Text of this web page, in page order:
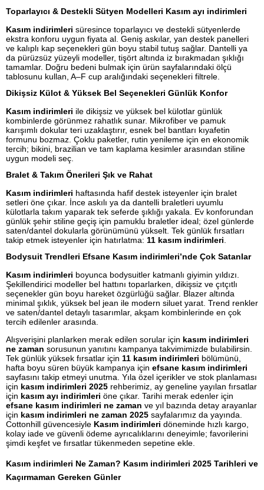
Toparlayıcı & Destekli Sütyen Modelleri Kasım ayı indirimleri
Kasım indirimleri süresince toparlayıcı ve destekli sütyenlerde
ekstra konforu uygun fiyata al. Geniş askılar, yan destek panelleri
ve kalıplı kap seçenekleri gün boyu stabil tutuş sağlar. Dantelli ya
da pürüzsüz yüzeyli modeller, tişört altında iz bırakmadan şıklığı
tamamlar. Doğru bedeni bulmak için ürün sayfalarındaki ölçü
tablosunu kullan, A–F cup aralığındaki seçenekleri filtrele.
Dikişsiz Külot & Yüksek Bel Seçenekleri Günlük Konfor
Kasım indirimleri ile dikişsiz ve yüksek bel külotlar günlük
kombinlerde görünmez rahatlık sunar. Mikrofiber ve pamuk
karışımlı dokular teri uzaklaştırır, esnek bel bantları kıyafetin
formunu bozmaz. Çoklu paketler, rutin yenileme için en ekonomik
tercih; bikini, brazilian ve tam kaplama kesimler arasından stiline
uygun modeli seç.
Bralet & Takım Önerileri Şık ve Rahat
Kasım indirimleri haftasında hafif destek isteyenler için bralet
setleri öne çıkar. İnce askılı ya da dantelli braletleri uyumlu
külotlarla takım yaparak tek seferde şıklığı yakala. Ev konforundan
günlük şehir stiline geçiş için pamuklu braletler ideal; özel günlerde
saten/dantel dokularla görünümünü yükselt. Tek günlük fırsatları
takip etmek isteyenler için hatırlatma: 11 kasım indirimleri
Bodysuit Trendleri Efsane Kasım indirimleri’nde Çok Satanlar
Kasım indirimleri boyunca bodysuitler katmanlı giyimin yıldızı.
Şekillendirici modeller bel hattını toparlarken, dikişsiz ve çıtçıtlı
seçenekler gün boyu hareket özgürlüğü sağlar. Blazer altında
minimal şıklık, yüksek bel jean ile modern siluet yarat. Trend renkler
ve saten/dantel detaylı tasarımlar, akşam kombinlerinde en çok
tercih edilenler arasında.
Alışverişini planlarken merak edilen sorular için kasım indirimleri
ne zaman sorusunun yanıtını kampanya takvimimizde bulabilirsin.
Tek günlük yüksek fırsatlar için 11 kasım indirimleri bölümünü,
hafta boyu süren büyük kampanya için efsane kasım indirimleri
sayfasını takip etmeyi unutma. Yıla özel içerikler ve stok planlaması
için kasım indirimleri 2025 rehberimiz, ay geneline yayılan fırsatlar
için kasım ayı indirimleri öne çıkar. Tarihi merak edenler için
efsane kasım indirimleri ne zaman ve yıl bazında detay arayanlar
için kasım indirimleri ne zaman 2025 sayfalarımız da yayında.
Cottonhill güvencesiyle Kasım indirimleri döneminde hızlı kargo,
kolay iade ve güvenli ödeme ayrıcalıklarını deneyimle; favorilerini
şimdi keşfet ve fırsatlar tükenmeden sepetine ekle.
Kasım indirimleri Ne Zaman? Kasım indirimleri 2025 Tarihleri ve
Kaçırmaman Gereken Günler